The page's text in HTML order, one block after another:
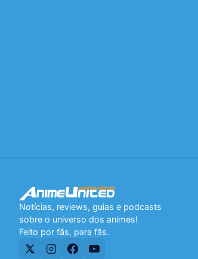
Notícias, reviews, guias e podcasts
sobre o universo dos animes!
Feito por fãs, para fãs.